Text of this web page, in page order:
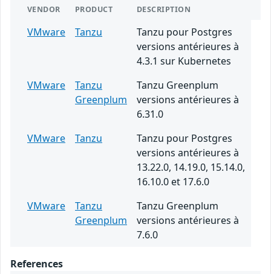
VENDOR PRODUCT DESCRIPTION
VMware Tanzu
Tanzu pour Postgres
versions antérieures à
4.3.1 sur Kubernetes
VMware
Tanzu
Greenplum
Tanzu Greenplum
versions antérieures à
6.31.0
VMware
Tanzu
Tanzu pour Postgres
versions antérieures à
13.22.0, 14.19.0, 15.14.0,
16.10.0 et 17.6.0
VMware
Tanzu
Greenplum
Tanzu Greenplum
versions antérieures à
7.6.0
References